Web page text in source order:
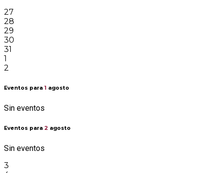
27
28
29
30
31
1
2
Eventos para 1 agosto
Sin eventos
Eventos para 2 agosto
Sin eventos
3